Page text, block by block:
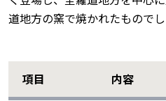
道地方の窯で焼かれたものでし
項目 内容